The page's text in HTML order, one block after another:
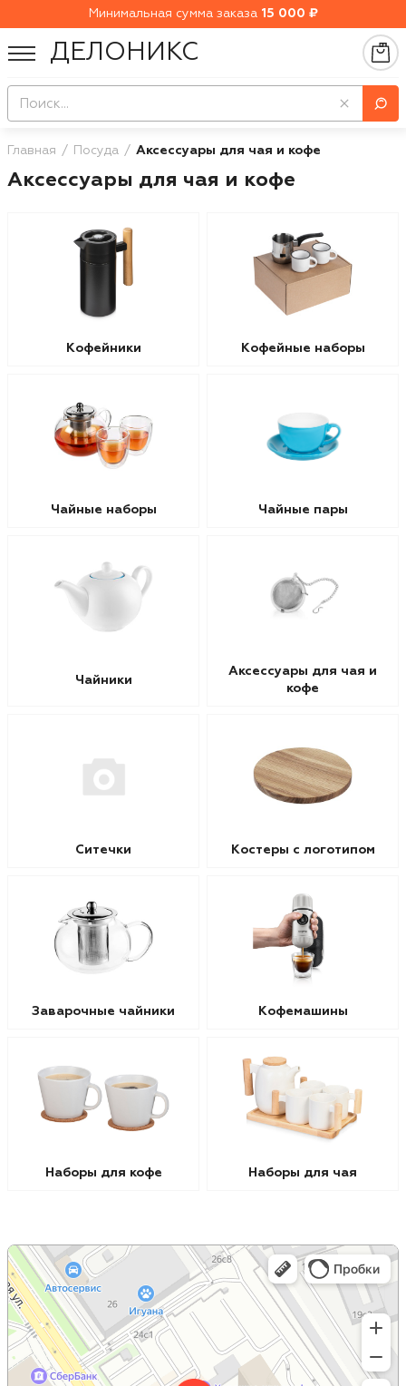
Минимальная сумма заказа 15 000 ₽
ДЕЛОНИКС
Главная Посуда Аксессуары для чая и кофе
Аксессуары для чая и кофе
Кофейники Кофейные наборы
Чайные наборы Чайные пары
Чайники
Аксессуары для чая и
кофе
Ситечки Костеры с логотипом
Заварочные чайники Кофемашины
Наборы для кофе Наборы для чая